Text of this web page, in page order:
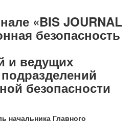
«BIS JOURNAL
безопасность
и ведущих
безопасности
начальника Главного